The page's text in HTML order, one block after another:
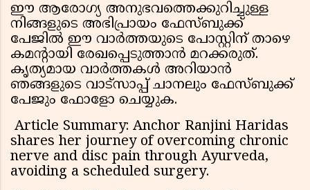
ഈ ആരോഗ്യ അനുഭവത്തെക്കുറിച്ചുള്ള
നിങ്ങളുടെ അഭിപ്രായം ഫേസ്ബുക്ക്
പേജിൽ ഈ വാർത്തയുടെ പോസ്റ്റിന് താഴെ
കമന്റായി രേഖപ്പെടുത്താൻ മറക്കരുത്.
കൃത്യമായ വാർത്തകൾ അറിയാൻ
ഞങ്ങളുടെ വാട്സാപ്പ് ചാനലും ഫേസ്ബുക്ക്
പേജും ഫോളോ ചെയ്യുക.
Article Summary: Anchor Ranjini Haridas
shares her journey of overcoming chronic
nerve and disc pain through Ayurveda,
avoiding a scheduled surgery.